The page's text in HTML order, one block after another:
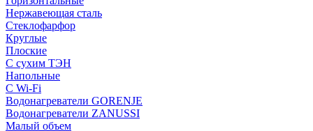
Нержавеющая сталь
Стеклофарфор
Круглые
Плоские
С сухим ТЭН
Напольные
С Wi-Fi
Водонагреватели GORENJE
Водонагреватели ZANUSSI
Малый объем